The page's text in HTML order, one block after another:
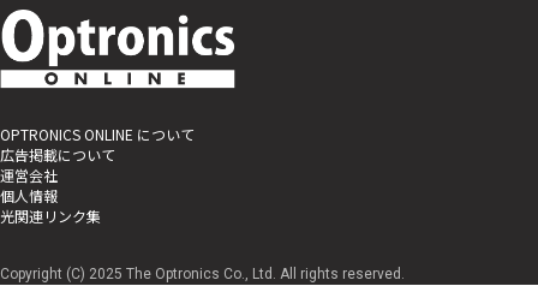
OPTRONICS ONLINE について
広告掲載について
運営会社
個人情報
光関連リンク集
Copyright (C) 2025 The Optronics Co., Ltd. All rights reserved.